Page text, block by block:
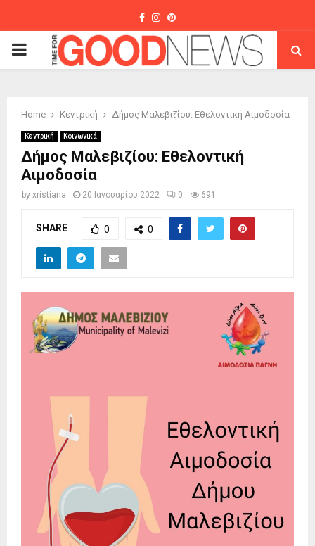
Facebook
Instagram
Pinterest
PRIMARY
Home Κεντρική Δήμος Μαλεβιζίου: Εθελοντική Αιμοδοσία
Κεντρική Κοινωνικά
Δήμος Μαλεβιζίου: Εθελοντική
Αιμοδοσία
by xristiana 20 Ιανουαρίου 2022 0 691
SHARE 0 0